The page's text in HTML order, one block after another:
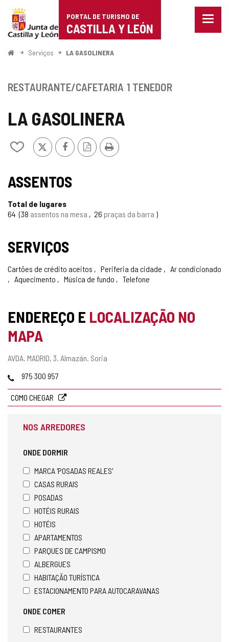
Portal
de
Turismo
Castilla
León
PORTAL DE TURISMO DE
CASTILLA Y LEÓN
Menu
ComeçoServiços LA GASOLINERA
LA GASOLINERA
Adicionar
de
meus
x FacebookVersão
PDF
Imprimir
RESTAURANTE/CAFETARIA 1 TENEDOR
ASSENTOS
Total de lugares
64 38 assentos na mesa 26 praças da barra
SERVIÇOS
Cartões de crédito aceitos Periferia da cidade
Ar condicionado
Aquecimento
Música de fundo Telefone
ENDEREÇO E LOCALIZAÇÃO NO
MAPA
Endereço
AVDA. MADRID, 3. Almazán. Soria
Telefones
975 300 957
COMO CHEGAR
NOS ARREDORES
ONDE DORMIR
MARCA 'POSADAS REALES'
CASAS RURAIS
POSADAS
HOTÉIS RURAIS
HOTÉIS
APARTAMENTOS
PARQUES DE CAMPISMO
ALBERGUES
HABITAÇÃO TURÍSTICA
ESTACIONAMENTO PARA AUTOCARAVANAS
ONDE COMER
RESTAURANTES